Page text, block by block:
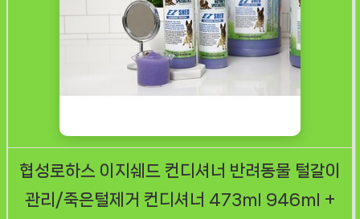
협성로하스 이지쉐드 컨디셔너 반려동물 털갈이
관리/죽은털제거 컨디셔너 473ml 946ml +